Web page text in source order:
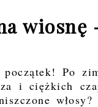
wiosnę
Po
i ciężkich